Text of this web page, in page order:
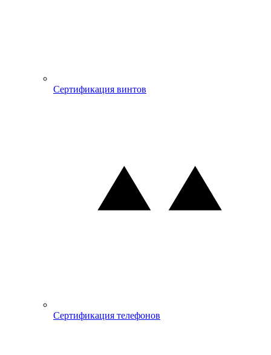
Сертификация винтов
Сертификация телефонов